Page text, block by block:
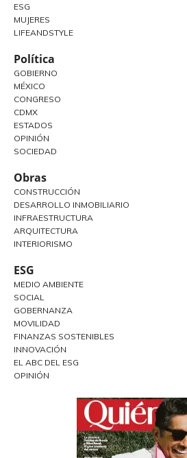
ESG
MUJERES
LIFEANDSTYLE
Política
GOBIERNO
MÉXICO
CONGRESO
CDMX
ESTADOS
OPINIÓN
SOCIEDAD
Obras
CONSTRUCCIÓN
DESARROLLO INMOBILIARIO
INFRAESTRUCTURA
ARQUITECTURA
INTERIORISMO
ESG
MEDIO AMBIENTE
SOCIAL
GOBERNANZA
MOVILIDAD
FINANZAS SOSTENIBLES
INNOVACIÓN
EL ABC DEL ESG
OPINIÓN